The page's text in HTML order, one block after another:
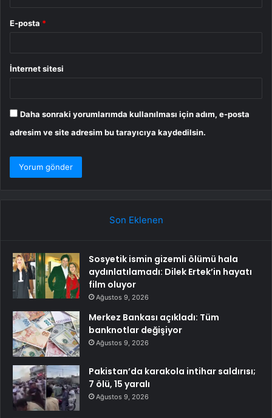
E-posta *
İnternet sitesi
Daha sonraki yorumlarımda kullanılması için adım, e-posta
adresim ve site adresim bu tarayıcıya kaydedilsin.
Son Eklenen
Sosyetik ismin gizemli ölümü hala
aydınlatılamadı: Dilek Ertek’in hayatı
film oluyor
Ağustos 9, 2026
Merkez Bankası açıkladı: Tüm
banknotlar değişiyor
Ağustos 9, 2026
Pakistan’da karakola intihar saldırısı;
7 ölü, 15 yaralı
Ağustos 9, 2026